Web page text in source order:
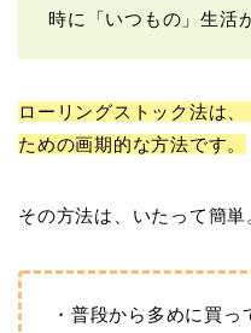
時に「いつもの」生活
ローリングストック法は
ための画期的な方法です。
その方法は、いたって簡単
・普段から多めに買っ